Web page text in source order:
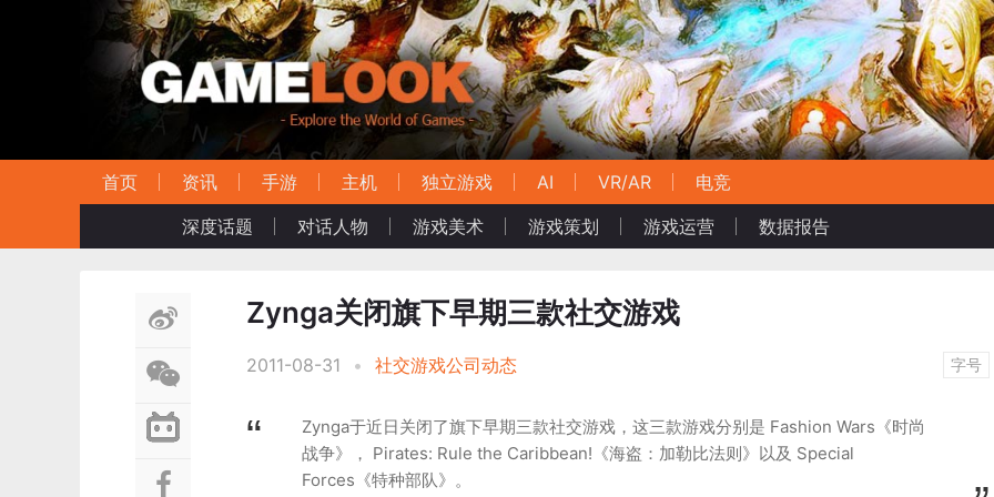
首页 资讯 手游 主机 独立游戏 AI VR/AR
电竞
深度话题
对话人物 游戏美术 游戏策划 游戏运营 数据报告
Zynga关闭旗下早期三款社交游戏
2011-08-31 • 社交游戏公司动态 字号
Zynga于近日关闭了旗下早期三款社交游戏，这三款游戏分别是 Fashion Wars《时尚
战争》， Pirates: Rule the Caribbean!《海盗：加勒比法则》以及 Special
Forces《特种部队》。